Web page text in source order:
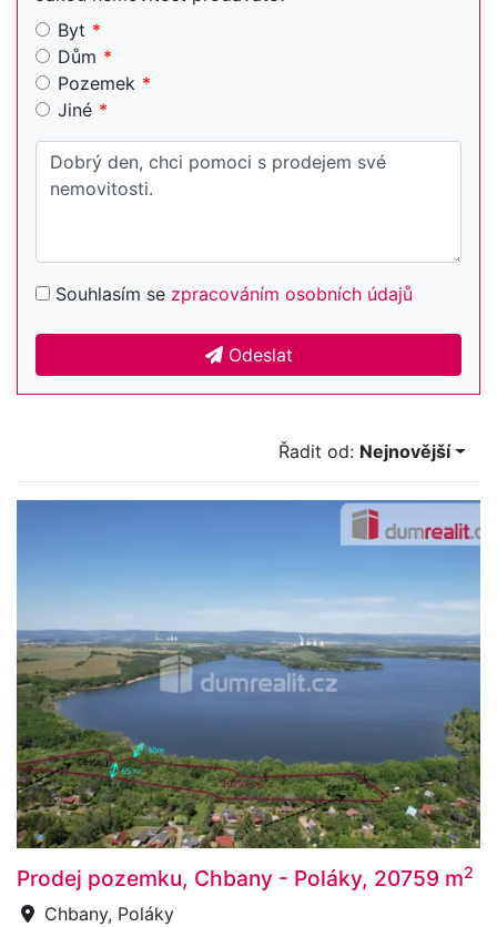
Byt
Dům
Pozemek
Jiné
Souhlasím se zpracováním osobních údajů
Odeslat
Řadit od: Nejnovější
Prodej pozemku, Chbany - Poláky, 20759 m2
Chbany, Poláky